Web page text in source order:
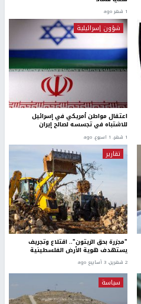
1 شهر ago
شؤون إسرائيلية
اعتقال مواطن أمريكي في إسرائيل
للاشتباه في تجسسه لصالح إيران
1 شهر، 1 اسبوع. ago
تقارير
"مجزرة بحق الزيتون".. اقتلاع وتجريف
يستهدف هوية الأرض الفلسطينية
2 شهرين، 3 أسابيع ago
سياسة